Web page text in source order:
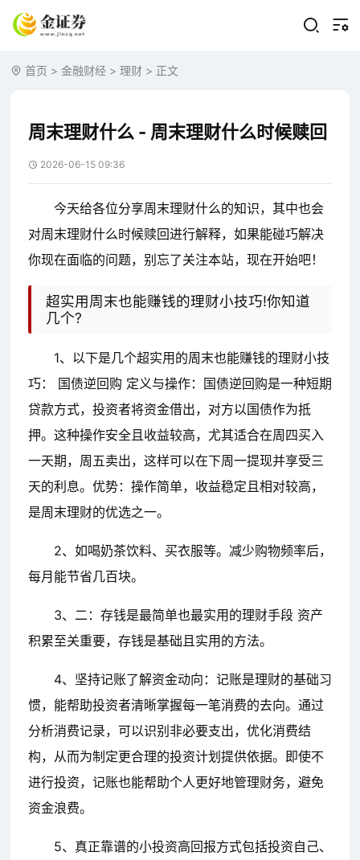
首页 >金融财经 >理财 > 正文
周末理财什么 - 周末理财什么时候赎回
2026-06-15 09:36
今天给各位分享周末理财什么的知识，其中也会
对周末理财什么时候赎回进行解释，如果能碰巧解决
你现在面临的问题，别忘了关注本站，现在开始吧！
超实用周末也能赚钱的理财小技巧!你知道
几个?
1、以下是几个超实用的周末也能赚钱的理财小技
巧： 国债逆回购 定义与操作：国债逆回购是一种短期
贷款方式，投资者将资金借出，对方以国债作为抵
押。这种操作安全且收益较高，尤其适合在周四买入
一天期，周五卖出，这样可以在下周一提现并享受三
天的利息。优势：操作简单，收益稳定且相对较高，
是周末理财的优选之一。
2、如喝奶茶饮料、买衣服等。减少购物频率后，
每月能节省几百块。
3、二：存钱是最简单也最实用的理财手段 资产
积累至关重要，存钱是基础且实用的方法。
4、坚持记账了解资金动向：记账是理财的基础习
惯，能帮助投资者清晰掌握每一笔消费的去向。通过
分析消费记录，可以识别非必要支出，优化消费结
构，从而为制定更合理的投资计划提供依据。即使不
进行投资，记账也能帮助个人更好地管理财务，避免
资金浪费。
5、真正靠谱的小投资高回报方式包括投资自己、